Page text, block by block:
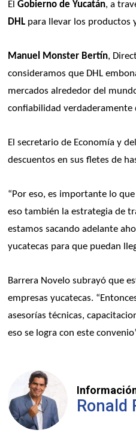
El Gobierno de Yucatán, a
DHL para llevar los productos
Manuel Monster Bertín,
consideramos que DHL
mercados alrededor del
confiabilidad verdaderamente
El secretario de Economía y
descuentos en sus fletes de
“Por eso, es importante lo
eso también la estrategia de
estamos sacando adelante
yucatecas para que puedan
Barrera Novelo subrayó que
empresas yucatecas.
asesorías técnicas,
eso se logra con este
Ronald